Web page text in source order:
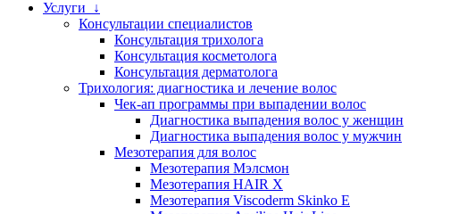
Услуги ↓
Консультации специалистов
Консультация трихолога
Консультация косметолога
Консультация дерматолога
Трихология: диагностика и лечение волос
Чек-ап программы при выпадении волос
Диагностика выпадения волос у женщин
Диагностика выпадения волос у мужчин
Мезотерапия для волос
Мезотерапия Мэлсмон
Мезотерапия HAIR X
Мезотерапия Viscoderm Skinko E